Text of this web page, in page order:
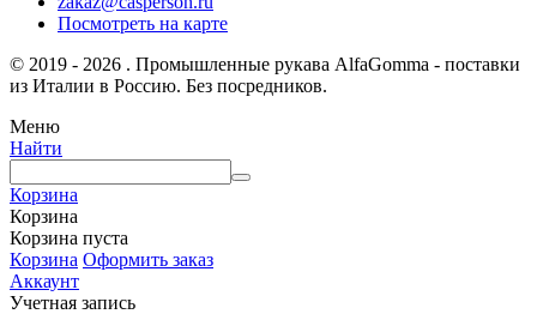
Посмотреть на карте
© 2019 - 2026 . Промышленные рукава AlfaGomma - поставки
из Италии в Россию. Без посредников.
Меню
Найти
Корзина
Корзина
Корзина пуста
Корзина Оформить заказ
Аккаунт
Учетная запись